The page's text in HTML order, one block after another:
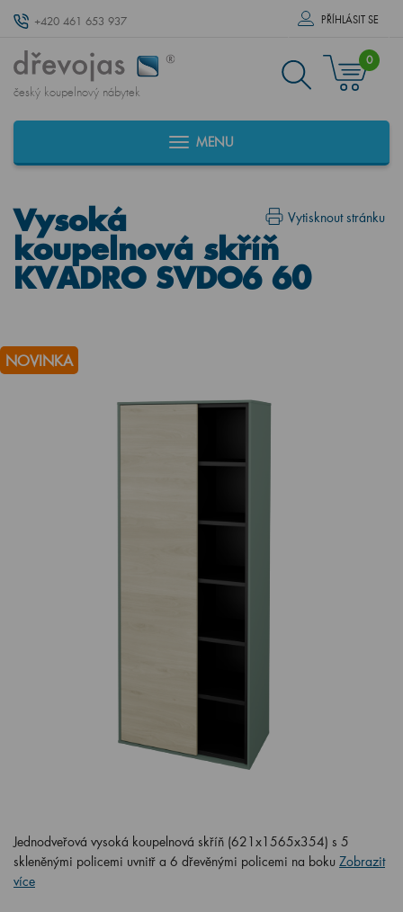
+420 461 653 937 PŘÍHLÁSIT SE
český koupelnový nábytek
0
MENU
Vytisknout stránku
Vysoká
koupelnová skříň
KVADRO SVDO6 60
NOVINKA
Jednodveřová vysoká koupelnová skříň (621x1565x354) s 5
skleněnými policemi uvnitř a 6 dřevěnými policemi na boku Zobrazit
více